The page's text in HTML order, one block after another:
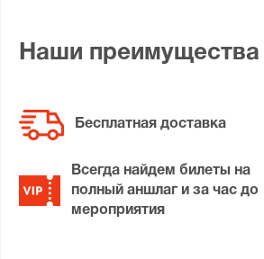
Связной
На нашем сайте всегда большой
не удалось найти нужные билеты на
обязательно подберем Вам лучшие
Наши преимущества
Бесплатная доставка
Всегда найдем билеты на
полный аншлаг и за час до
мероприятия